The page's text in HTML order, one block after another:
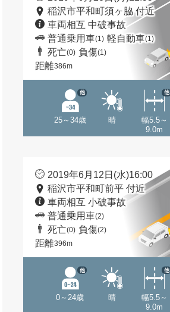
稲沢市平和町須ヶ脇 付近
車両相互 中破事故
普通乗用車(1) 軽自動車(1)
死亡(0) 負傷(1)
距離386m
25～34歳
他
晴
幅5.5～
9.0m
他
2019年6月12日(水)16:00
稲沢市平和町前平 付近
車両相互 小破事故
普通乗用車(2)
死亡(0) 負傷(2)
距離396m
0～24歳
他
晴
幅5.5～
9.0m
他